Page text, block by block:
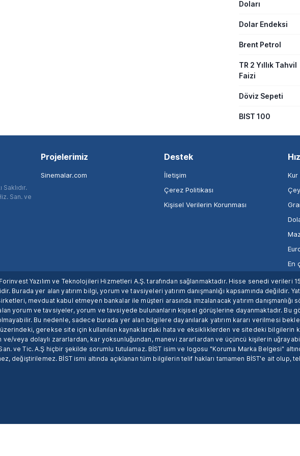
Doları
Dolar Endeksi
Brent Petrol
TR 2 Yıllık Tahvil
Faizi
Döviz Sepeti
BIST 100
San. ve
Projelerimiz
Sinemalar.com
Destek
İletişim
Çerez Politikası
Kişisel Verilerin Korunması
Kur
En
Yazılım ve Teknolojileri Hizmetleri A.Ş. tarafından sağlanmaktadır. Hisse senedi verileri
Burada yer alan yatırım bilgi, yorum ve tavsiyeleri yatırım danışmanlığı kapsamında değildir.
mevduat kabul etmeyen bankalar ile müşteri arasında imzalanacak yatırım
yorum ve tavsiyeler, yorum ve tavsiyede bulunanların kişisel görüşlerine dayanmaktadır. Bu
Bu nedenle, sadece burada yer alan bilgilere dayanılarak yatırım kararı verilmesi
gerekse site için kullanılan kaynaklardaki hata ve eksikliklerden ve sitedeki bilgilerin
veya dolaylı zararlardan, kar yoksunluğundan, manevi zararlardan ve üçüncü kişilerin
ve Tic. A.Ş hiçbir şekilde sorumlu tutulamaz. BİST isim ve logosu "Koruma Marka Belgesi"
değiştirilemez. BİST ismi altında açıklanan tüm bilgilerin telif hakları tamamen BİST'e ait olup,